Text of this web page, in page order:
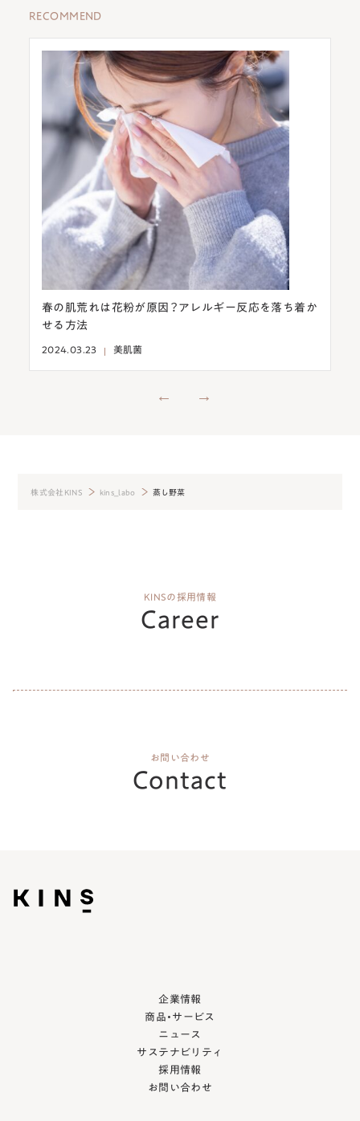
RECOMMEND
春の肌荒れは花粉が原因？アレルギー反応を落ち着か
せる方法
2024.03.23 美肌菌
株式会社KINS kins_labo 蒸し野菜
KINSの採用情報
Career
お問い合わせ
Contact
企業情報
商品・サービス
ニュース
サステナビリティ
採用情報
お問い合わせ